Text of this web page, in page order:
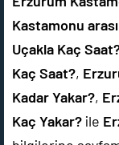
Kastamonu
Uçakla Kaç
Kaç Saat?,
Kadar Yakar?,
Kaç Yakar? ile